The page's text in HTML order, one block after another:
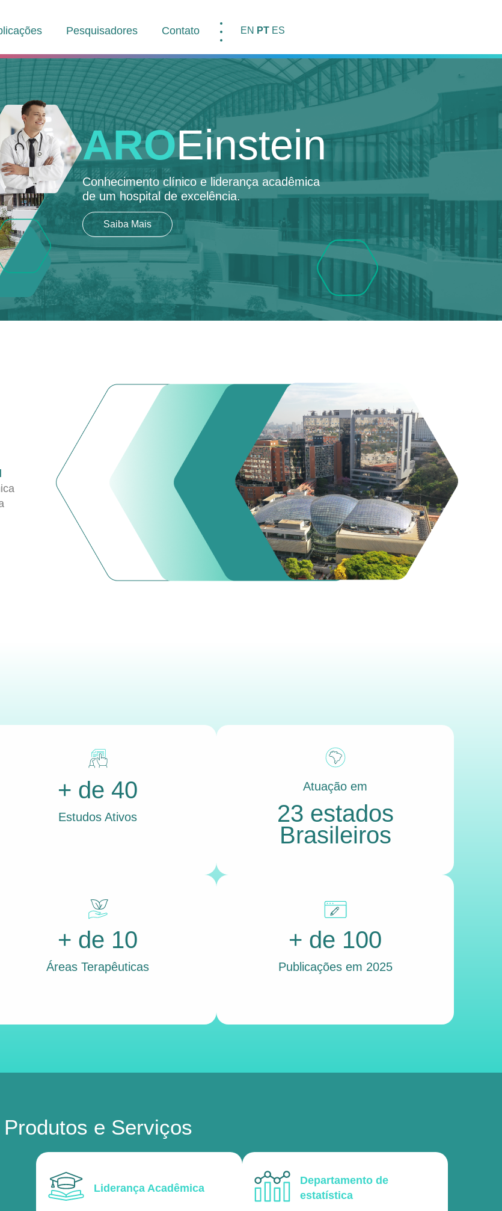
Pesquisadores Contato EN PT ES
AROEinstein
Conhecimento clínico e liderança acadêmica
de um hospital de excelência.
Saiba Mais
+ de 40
Estudos Ativos
Atuação em
23 estados
Brasileiros
+ de 10
Áreas Terapêuticas
+ de 100
Publicações em 2025
Produtos e Serviços
Liderança Acadêmica
Departamento de
estatística